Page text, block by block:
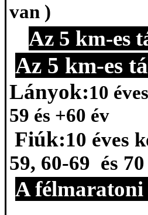
van )
Az 5 km-es
Az 5 km-es
Lányok:10
59 és +60 év
Fiúk:10 éves
59, 60-69 és
Afélmaratoni